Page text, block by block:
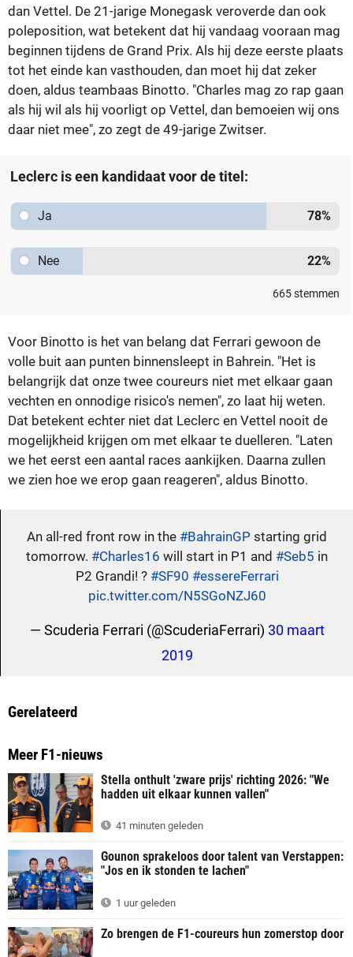
dan Vettel. De 21-jarige Monegask veroverde dan ook
poleposition, wat betekent dat hij vandaag vooraan mag
beginnen tijdens de Grand Prix. Als hij deze eerste plaats
tot het einde kan vasthouden, dan moet hij dat zeker
doen, aldus teambaas Binotto. "Charles mag zo rap gaan
als hij wil als hij voorligt op Vettel, dan bemoeien wij ons
daar niet mee", zo zegt de 49-jarige Zwitser.
Leclerc is een kandidaat voor de titel:
Ja 78%
Nee 22%
665stemmen
Voor Binotto is het van belang dat Ferrari gewoon de
volle buit aan punten binnensleept in Bahrein. "Het is
belangrijk dat onze twee coureurs niet met elkaar gaan
vechten en onnodige risico's nemen", zo laat hij weten.
Dat betekent echter niet dat Leclerc en Vettel nooit de
mogelijkheid krijgen om met elkaar te duelleren. "Laten
we het eerst een aantal races aankijken. Daarna zullen
we zien hoe we erop gaan reageren", aldus Binotto.
An all-red front row in the #BahrainGP starting grid
tomorrow. #Charles16 will start in P1 and #Seb5 in
P2 Grandi! ? #SF90 #essereFerrari
pic.twitter.com/N5SGoNZJ60
— Scuderia Ferrari (@ScuderiaFerrari) 30 maart
2019
Gerelateerd
Meer F1-nieuws
Stella onthult 'zware prijs' richting 2026: "We
hadden uit elkaar kunnen vallen"
41 minuten geleden
Gounon sprakeloos door talent van Verstappen:
"Jos en ik stonden te lachen"
1 uur geleden
Zo brengen de F1-coureurs hun zomerstop door